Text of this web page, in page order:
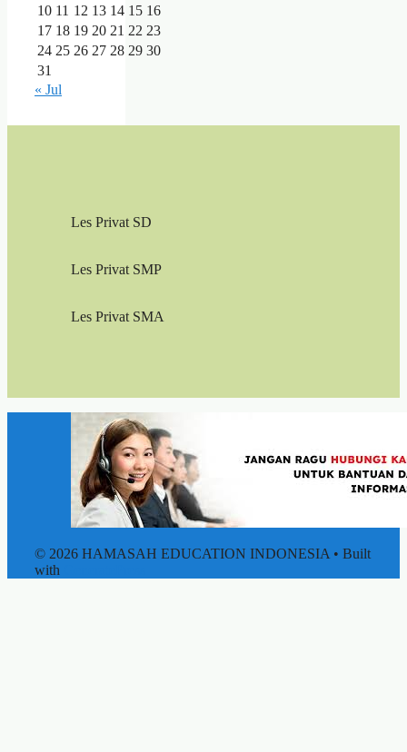
10 11 12 13 14 15 16
17 18 19 20 21 22 23
24 25 26 27 28 29 30
31
« Jul
Les Privat SD
Les Privat SMP
Les Privat SMA
© 2026 HAMASAH EDUCATION INDONESIA • Built
with